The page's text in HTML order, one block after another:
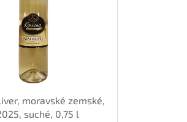
moravské zemské,
suché, 0,75 l